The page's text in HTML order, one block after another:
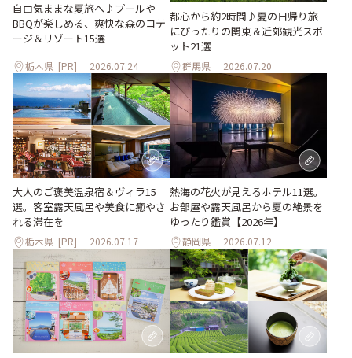
自由気ままな夏旅へ♪プールや
BBQが楽しめる、爽快な森のコテ
ージ＆リゾート15選
栃木県 [PR] 2026.07.24
都心から約2時間♪夏の日帰り旅
にぴったりの関東＆近郊観光スポ
ット21選
群馬県 2026.07.20
大人のご褒美温泉宿＆ヴィラ15
選。客室露天風呂や美食に癒やさ
れる滞在を
栃木県 [PR] 2026.07.17
熱海の花火が見えるホテル11選。
お部屋や露天風呂から夏の絶景を
ゆったり鑑賞【2026年】
静岡県 2026.07.12